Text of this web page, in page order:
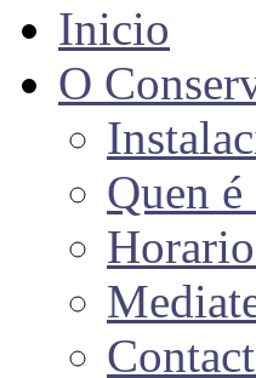
Inicio
O
Quen é